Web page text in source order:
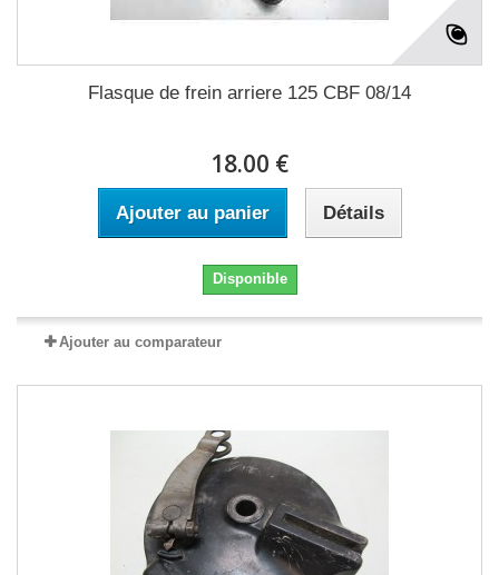
Flasque de frein arriere 125 CBF 08/14
18.00 €
Ajouter au panier Détails
Disponible
Ajouter au comparateur